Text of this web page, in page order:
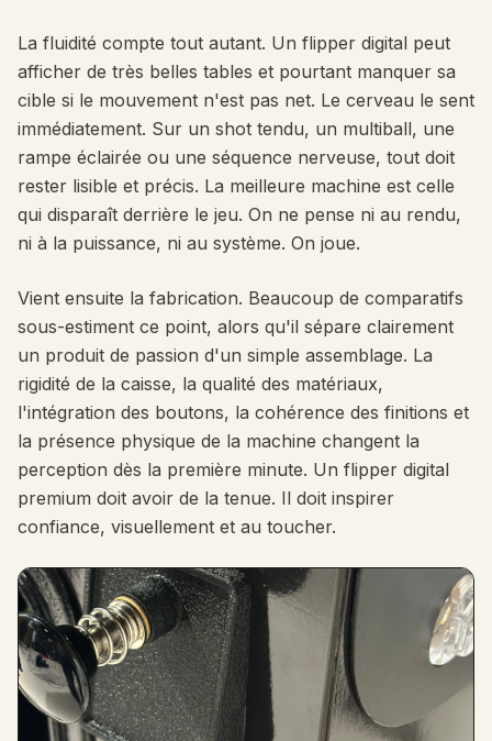
La fluidité compte tout autant. Un flipper digital peut
afficher de très belles tables et pourtant manquer sa
cible si le mouvement n'est pas net. Le cerveau le sent
immédiatement. Sur un shot tendu, un multiball, une
rampe éclairée ou une séquence nerveuse, tout doit
rester lisible et précis. La meilleure machine est celle
qui disparaît derrière le jeu. On ne pense ni au rendu,
ni à la puissance, ni au système. On joue.
Vient ensuite la fabrication. Beaucoup de comparatifs
sous-estiment ce point, alors qu'il sépare clairement
un produit de passion d'un simple assemblage. La
rigidité de la caisse, la qualité des matériaux,
l'intégration des boutons, la cohérence des finitions et
la présence physique de la machine changent la
perception dès la première minute. Un flipper digital
premium doit avoir de la tenue. Il doit inspirer
confiance, visuellement et au toucher.